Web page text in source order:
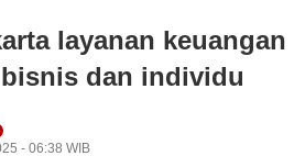
layanan keuangan
dan individu
- 06:38 WIB